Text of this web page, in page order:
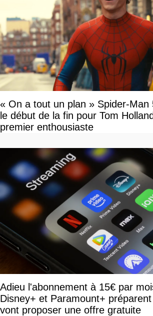
« On a tout un plan » Spider-Man
le début de la fin pour Tom Holland
premier enthousiaste
Adieu l'abonnement à 15€ par
Disney+ et Paramount+
vont proposer une offre gratuite